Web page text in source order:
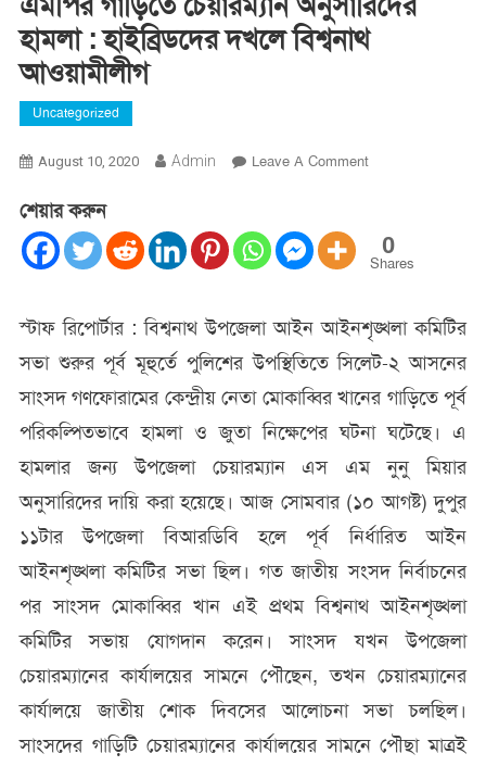
হামলা : হাইব্রিডদের দখলে বিশ্বনাথ
আওয়ামীলীগ
Uncategorized
August 10, 2020 Admin Leave A CommentOn
চেয়ারম্যান
অনুসারিদের
হাইব্রিডদের
দখলে
বিশ্বনাথ
আওয়ামীলীগ
শেয়ার করুন
0
Shares
স্টাফ রিপোর্টার : বিশ্বনাথ উপজেলা আইন আইনশৃঙ্খলা কমিটির
সভা শুরুর পূর্ব মূহুর্তে পুলিশের উপস্থিতিতে সিলেট-২ আসনের
সাংসদ গণফোরামের কেন্দ্রীয় নেতা মোকাব্বির খানের গাড়িতে পূর্ব
পরিকল্পিতভাবে হামলা ও জুতা নিক্ষেপের ঘটনা ঘটেছে। এ
হামলার জন্য উপজেলা চেয়ারম্যান এস এম নুনু মিয়ার
অনুসারিদের দায়ি করা হয়েছে। আজ সোমবার (১০ আগষ্ট) দুপুর
১১টার উপজেলা বিআরডিবি হলে পূর্ব নির্ধারিত আইন
আইনশৃঙ্খলা কমিটির সভা ছিল। গত জাতীয় সংসদ নির্বাচনের
পর সাংসদ মোকাব্বির খান এই প্রথম বিশ্বনাথ আইনশৃঙ্খলা
কমিটির সভায় যোগদান করেন। সাংসদ যখন উপজেলা
চেয়ারম্যানের কার্যালয়ের সামনে পৌছেন, তখন চেয়ারম্যানের
কার্যালয়ে জাতীয় শোক দিবসের আলোচনা সভা চলছিল।
সাংসদের গাড়িটি চেয়ারম্যানের কার্যালয়ের সামনে পৌছা মাত্রই